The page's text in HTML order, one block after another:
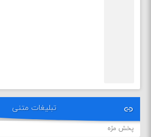
تبلیغات متنی
پخش مژه